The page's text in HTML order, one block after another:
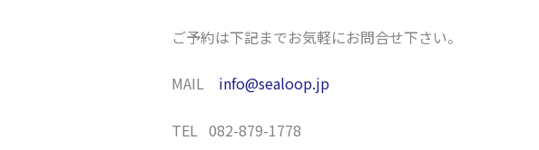
ご予約は下記までお気軽にお問合せ下さい。
MAIL info@sealoop.jp
TEL 082-879-1778